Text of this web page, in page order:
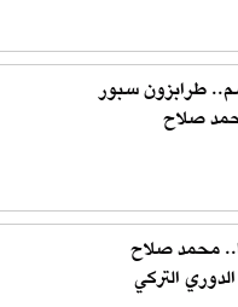
طرابزون سبور
صلاح
محمد صلاح
التركي